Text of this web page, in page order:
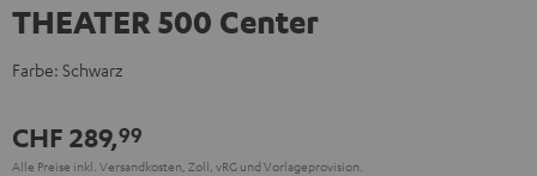
THEATER 500 Center
Farbe: Schwarz
CHF 289,99
Alle Preise inkl. Versandkosten, Zoll, vRG und Vorlageprovision.